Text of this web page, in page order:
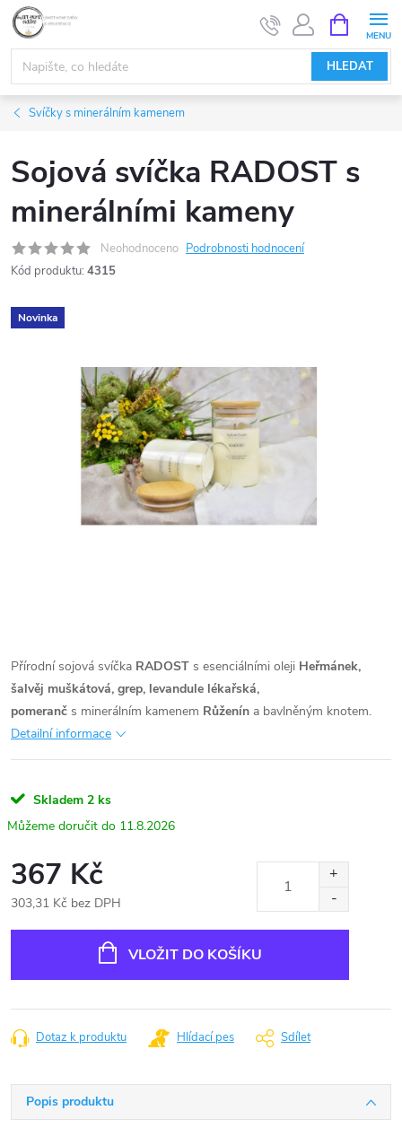
Přejít
obsah
HLEDAT
NÁKUPNÍ
KOŠÍK
Svíčky s minerálním kamenem
Sojová svíčka RADOST s
minerálními kameny
Neohodnoceno Podrobnosti hodnocení
Kód produktu: 4315
Novinka
Přírodní sojová svíčka RADOST s esenciálními oleji Heřmánek,
šalvěj muškátová, grep, levandule lékařská,
pomeranč s minerálním kamenem Růženín a bavlněným knotem.
Detailní informace
Skladem 2 ks
11.8.2026
367 Kč
303,31 Kč bez DPH
VLOŽIT DO KOŠÍKU
Dotaz k produktu Hlídací pes Sdílet
Popis produktu